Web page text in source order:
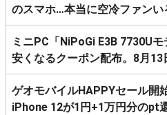
のスマホ…本当に空冷ファンい
ミニPC「NiPoGi E3B 7730U
安くなるクーポン配布。8月13
ゲオモバイルHAPPYセール開
iPhone 12が1円+1万円分のpt